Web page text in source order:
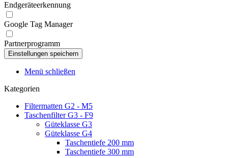
Endgeräteerkennung
Google Tag Manager
Partnerprogramm
Menü schließen
Kategorien
Filtermatten G2 - M5
Taschenfilter G3 - F9
Güteklasse G3
Güteklasse G4
Taschentiefe 200 mm
Taschentiefe 300 mm